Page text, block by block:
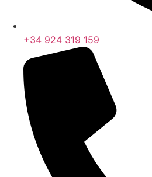
+34 924 319 159